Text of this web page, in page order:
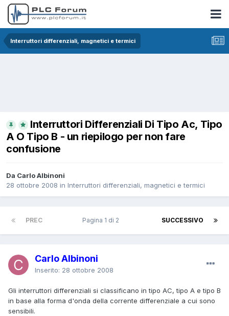
Interruttori differenziali, magnetici e termici
Interruttori Differenziali Di Tipo Ac, Tipo
A O Tipo B - un riepilogo per non fare
confusione
Da Carlo Albinoni
28 ottobre 2008 in Interruttori differenziali, magnetici e termici
PREC SUCCESSIVO
Pagina 1 di 2
Carlo Albinoni
Inserito: 28 ottobre 2008
Gli interruttori differenziali si classificano in tipo AC, tipo A e tipo B
in base alla forma d'onda della corrente differenziale a cui sono
sensibili.